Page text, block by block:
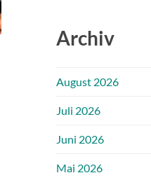
Archiv
August 2026
Juli 2026
Juni 2026
Mai 2026